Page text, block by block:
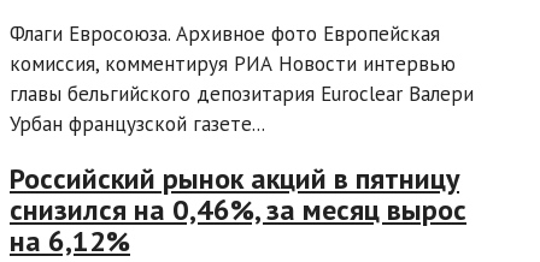
Флаги Евросоюза. Архивное фото Европейская
комиссия, комментируя РИА Новости интервью
главы бельгийского депозитария Euroclear Валери
Урбан французской газете...
Российский рынок акций в пятницу
снизился на 0,46%, за месяц вырос
на 6,12%